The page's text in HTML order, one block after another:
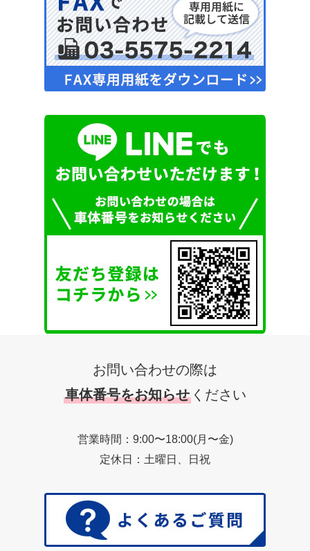
お問い合わせの際は
車体番号をお知らせ ください
営業時間：9:00〜18:00(月〜金)
定休日：土曜日、日祝